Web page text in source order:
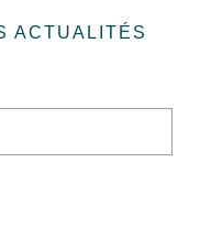
ACTUALITÉS